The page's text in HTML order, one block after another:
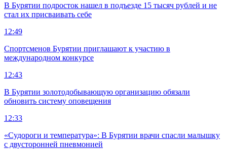
В Бурятии подросток нашел в подъезде 15 тысяч рублей и не
стал их присваивать себе
12:49
Спортсменов Бурятии приглашают к участию в
международном конкурсе
12:43
В Бурятии золотодобывающую организацию обязали
обновить систему оповещения
12:33
«Судороги и температура»: В Бурятии врачи спасли малышку
с двусторонней пневмонией